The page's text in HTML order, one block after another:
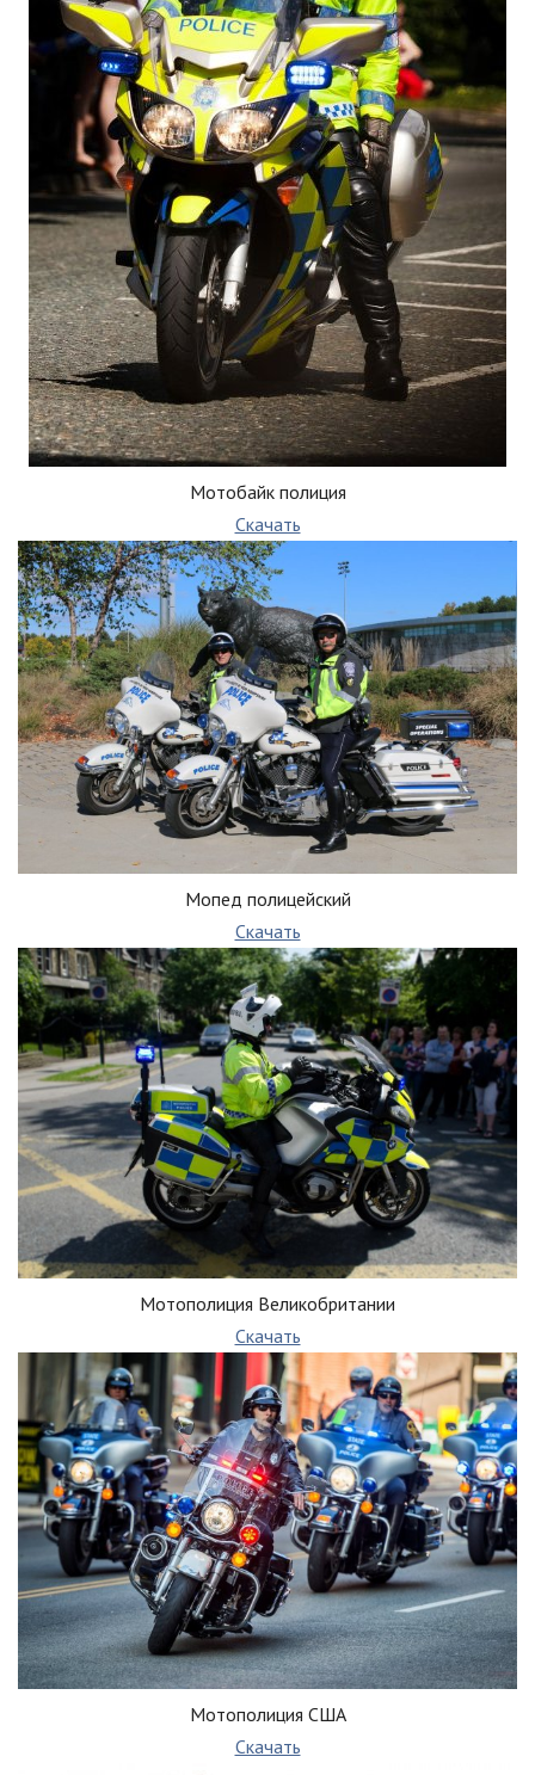
Мотобайк полиция
Скачать
Мопед полицейский
Скачать
Мотополиция Великобритании
Скачать
Мотополиция США
Скачать